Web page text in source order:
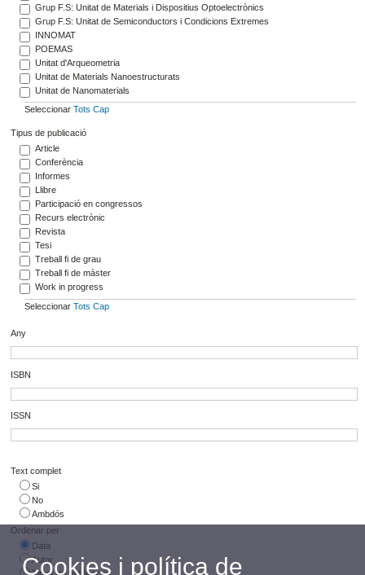
Grup F.S: Unitat de Materials i Dispositius Optoelectrònics
Grup F.S: Unitat de Semiconductors i Condicions Extremes
INNOMAT
POEMAS
Unitat d'Arqueometria
Unitat de Materials Nanoestructurats
Unitat de Nanomaterials
Seleccionar Tots Cap
Tipus de publicació
Article
Conferència
Informes
Llibre
Participació en congressos
Recurs electrònic
Revista
Tesi
Treball fi de grau
Treball fi de màster
Work in progress
Seleccionar Tots Cap
Any
ISBN
ISSN
Text complet
Si
No
Ambdós
Ordenar per
Data
Autor
Cookies i política de